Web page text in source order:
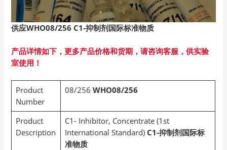
供应WHO08/256 C1-抑制剂国际标准物质
产品详情如下，更多产品价格和货期，请咨询客服，供实验
室使用！
Product
Number
08/256 WHO08/256
Product
Description
C1- Inhibitor, Concentrate (1st
International Standard) C1-抑制剂国际标
准物质